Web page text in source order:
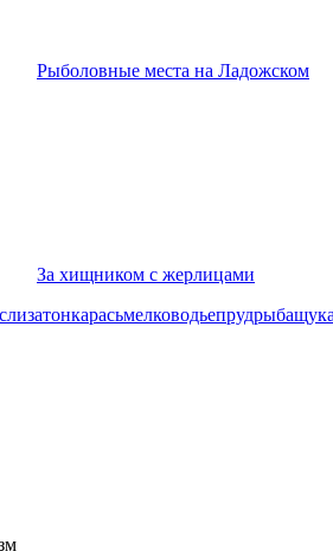
Рыболовные места на Ладожском
За хищником с жерлицами
затонкарасьмелководьепрудрыба